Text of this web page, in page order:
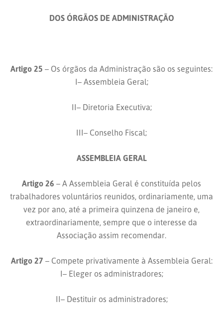
DOS ÓRGÃOS DE ADMINISTRAÇÃO
Artigo 25 – Os órgãos da Administração são os seguintes:
I– Assembleia Geral;
II– Diretoria Executiva;
III– Conselho Fiscal;
ASSEMBLEIA GERAL
Artigo 26 – A Assembleia Geral é constituída pelos
trabalhadores voluntários reunidos, ordinariamente, uma
vez por ano, até a primeira quinzena de janeiro e,
extraordinariamente, sempre que o interesse da
Associação assim recomendar.
Artigo 27 – Compete privativamente à Assembleia Geral:
I– Eleger os administradores;
II– Destituir os administradores;